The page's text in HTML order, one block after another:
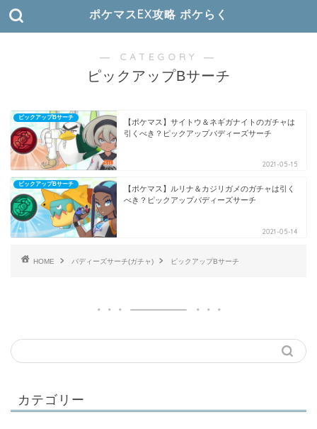
ポケマスEX攻略 ポケらく
― CATEGORY ―
ピックアップBサーチ
ピックアップBサーチ
【ポケマス】サイトウ＆ネギガナイトのガチャは
引くべき？ピックアップバディーズサーチ
2021-05-15
ピックアップBサーチ
【ポケマス】ルリナ＆カジリガメのガチャは引く
べき？ピックアップバディーズサーチ
2021-05-14
HOME バディーズサーチ(ガチャ) ピックアップBサーチ
カテゴリー